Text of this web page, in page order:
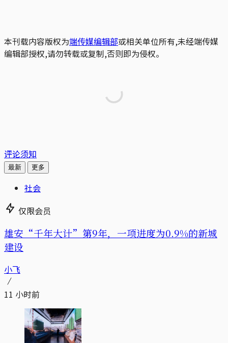
本刊载内容版权为端传媒编辑部或相关单位所有,未经端传媒
编辑部授权,请勿转载或复制,否则即为侵权。
评论须知
最新 更多
社会
仅限会员
雄安“千年大计”第9年，一项进度为0.9%的新城
建设
小飞
11 小时前